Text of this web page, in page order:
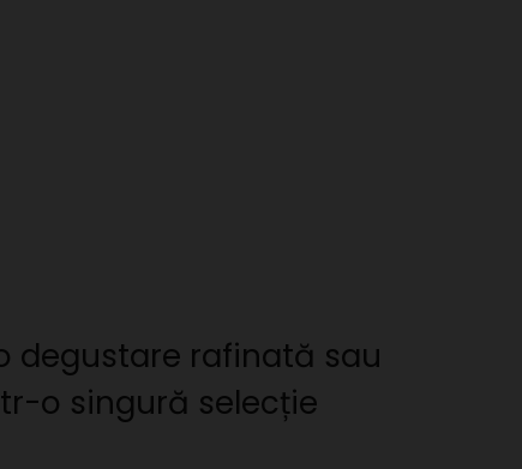
degustare rafinată sau
o singură selecție